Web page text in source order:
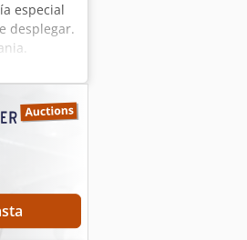
especial
desplegar.